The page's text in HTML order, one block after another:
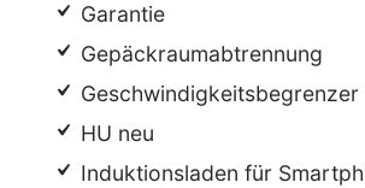
Garantie
Gepäckraumabtrennung
Geschwindigkeitsbegrenzer
HU neu
Induktionsladen für